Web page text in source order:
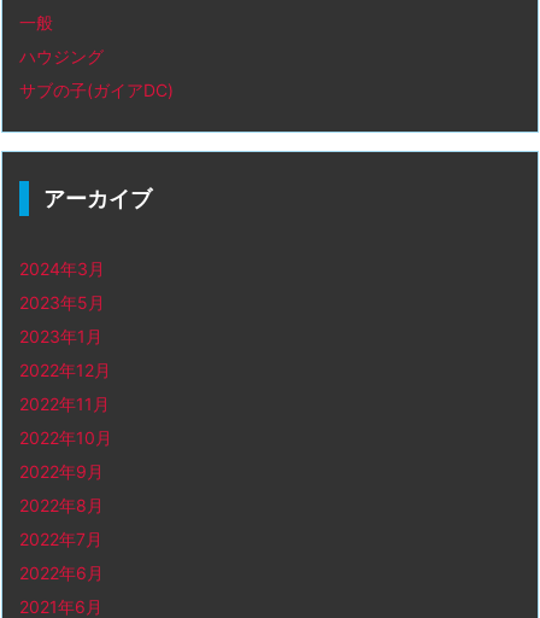
一般
ハウジング
サブの子(ガイアDC)
アーカイブ
2024年3月
2023年5月
2023年1月
2022年12月
2022年11月
2022年10月
2022年9月
2022年8月
2022年7月
2022年6月
2021年6月